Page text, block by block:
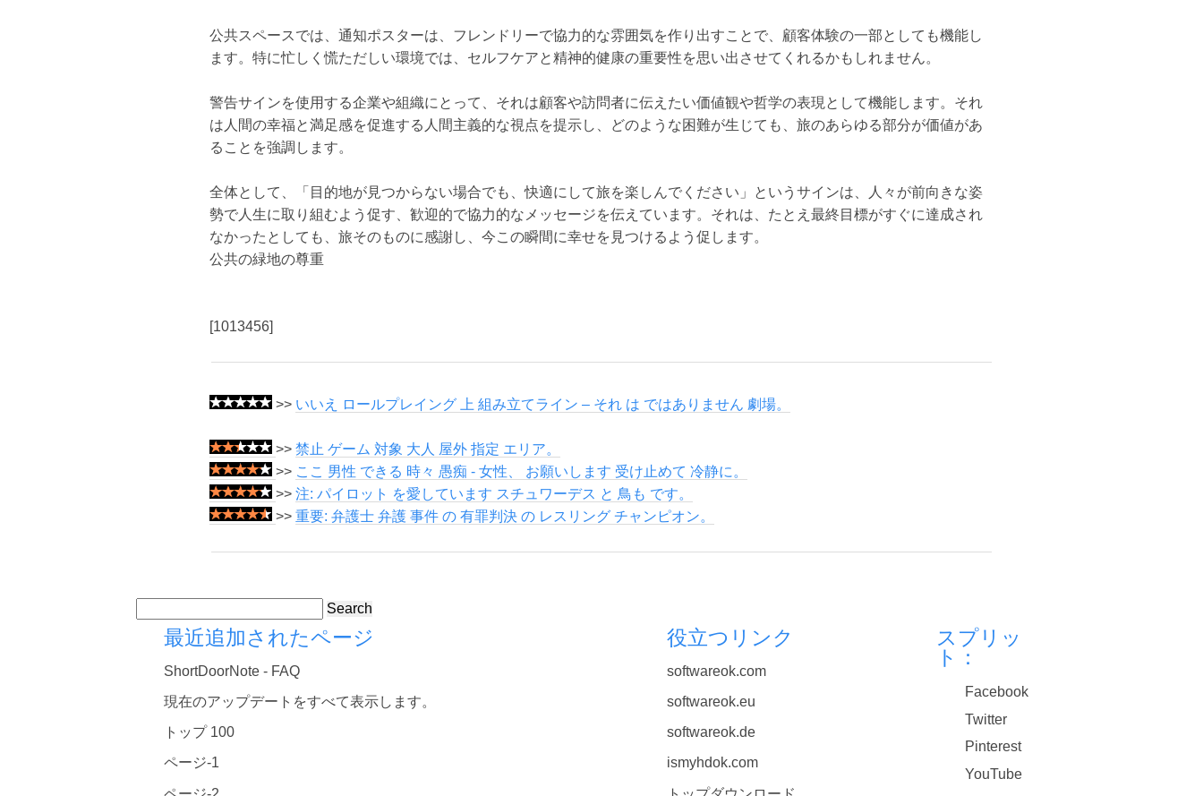
公共スペースでは、通知ポスターは、フレンドリーで協力的な雰囲気を作り出すことで、顧客体験の一部としても機能し
ます。特に忙しく慌ただしい環境では、セルフケアと精神的健康の重要性を思い出させてくれるかもしれません。
警告サインを使用する企業や組織にとって、それは顧客や訪問者に伝えたい価値観や哲学の表現として機能します。それ
は人間の幸福と満足感を促進する人間主義的な視点を提示し、どのような困難が生じても、旅のあらゆる部分が価値があ
ることを強調します。
全体として、「目的地が見つからない場合でも、快適にして旅を楽しんでください」というサインは、人々が前向きな姿
勢で人生に取り組むよう促す、歓迎的で協力的なメッセージを伝えています。それは、たとえ最終目標がすぐに達成され
なかったとしても、旅そのものに感謝し、今この瞬間に幸せを見つけるよう促します。
公共の緑地の尊重
[1013456]
>> いいえ ロールプレイング 上 組み立てライン – それ は ではありません 劇場。
>> 禁止 ゲーム 対象 大人 屋外 指定 エリア。
>> ここ 男性 できる 時々 愚痴 - 女性、 お願いします 受け止めて 冷静に。
>> 注: パイロット を愛しています スチュワーデス と 鳥も です。
>> 重要: 弁護士 弁護 事件 の 有罪判決 の レスリング チャンピオン。
Search
最近追加されたページ
ShortDoorNote - FAQ
現在のアップデートをすべて表示します。
トップ 100
ページ-1
役立つリンク
softwareok.com
softwareok.eu
softwareok.de
ismyhdok.com
スプリッ
ト：
Facebook
Twitter
Pinterest
YouTube